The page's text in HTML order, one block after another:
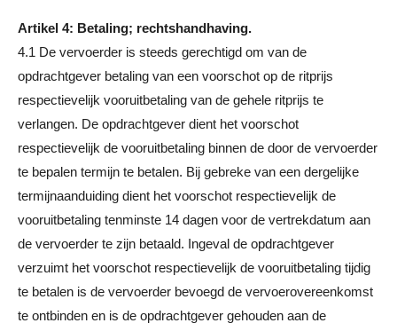
Artikel 4: Betaling; rechtshandhaving.
4.1 De vervoerder is steeds gerechtigd om van de
opdrachtgever betaling van een voorschot op de ritprijs
respectievelijk vooruitbetaling van de gehele ritprijs te
verlangen. De opdrachtgever dient het voorschot
respectievelijk de vooruitbetaling binnen de door de vervoerder
te bepalen termijn te betalen. Bij gebreke van een dergelijke
termijnaanduiding dient het voorschot respectievelijk de
vooruitbetaling tenminste 14 dagen voor de vertrekdatum aan
de vervoerder te zijn betaald. Ingeval de opdrachtgever
verzuimt het voorschot respectievelijk de vooruitbetaling tijdig
te betalen is de vervoerder bevoegd de vervoerovereenkomst
te ontbinden en is de opdrachtgever gehouden aan de